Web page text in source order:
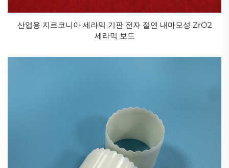
산업용 지르코니아 세라믹 기판 전자 절연 내마모성 ZrO2
세라믹 보드